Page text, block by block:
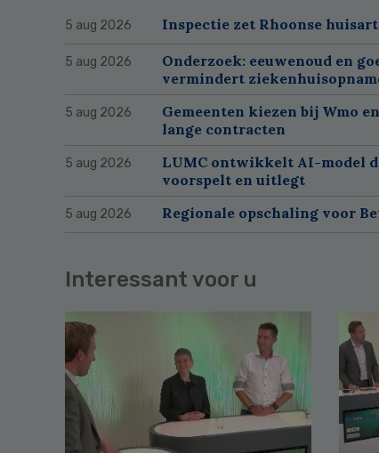
5 aug 2026 Inspectie zet Rhoonse
5 aug 2026
Onderzoek: eeuwenoud en
vermindert
5 aug 2026
Gemeenten kiezen bij Wmo
lange contracten
5 aug 2026
LUMC ontwikkelt AI-model
voorspelt en uitlegt
5 aug 2026 Regionale opschaling voor
Interessant voor u